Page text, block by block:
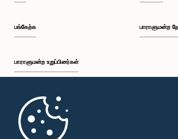
பி.ப. 1:30 - பி.ப. 1:38
பி.ப. 1:45 - பி.ப. 2:00
பங்கேற்க
பாராளுமன்ற உறுப்பினர்கள்
முதற்பக்கம்
பாராளுமன்ற